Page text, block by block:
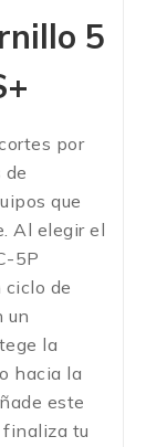
5
por
de
que
Al elegir el
5P
de
un
la
hacia la
este
tu